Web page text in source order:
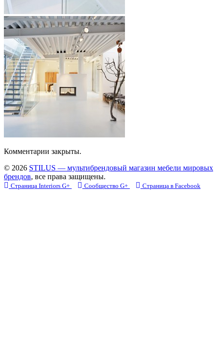
Комментарии закрыты.
© 2026 STILUS — мультибрендовый магазин мебели мировых
брендов, все права защищены.
Страница Interiors G+ Сообщество G+ Страница в Facebook